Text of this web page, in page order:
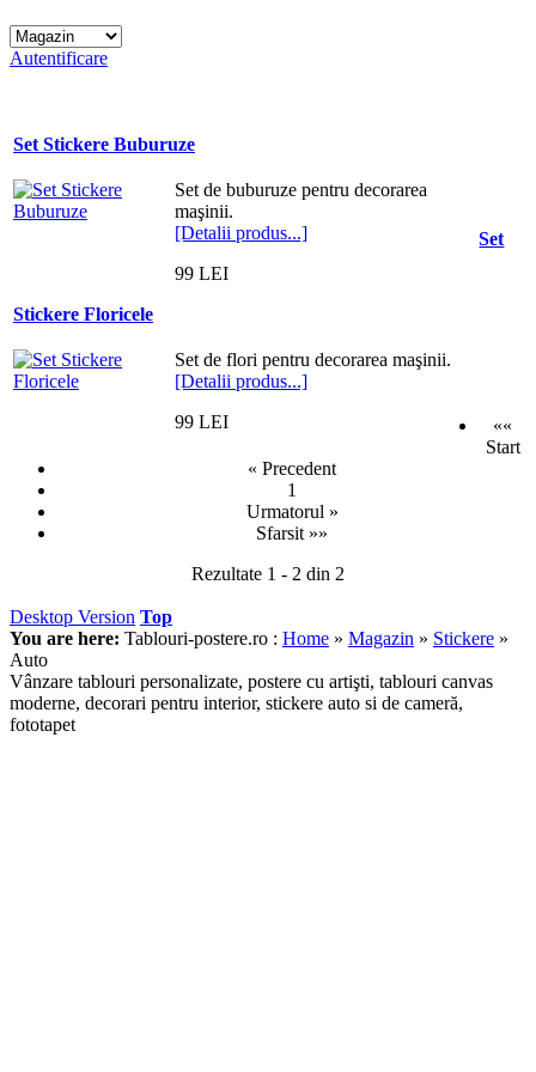
Autentificare
Set Stickere Buburuze
Set de buburuze pentru decorarea
maşinii.
[Detalii produs...]
99 LEI
Set
Stickere Floricele
Set de flori pentru decorarea maşinii.
[Detalii produs...]
99 LEI
««
Start
« Precedent
1
Urmatorul »
Sfarsit »»
Rezultate 1 - 2 din 2
Desktop Version Top
You are here: Tablouri-postere.ro : Home » Magazin » Stickere »
Auto
Vânzare tablouri personalizate, postere cu artişti, tablouri canvas
moderne, decorari pentru interior, stickere auto si de cameră,
fototapet